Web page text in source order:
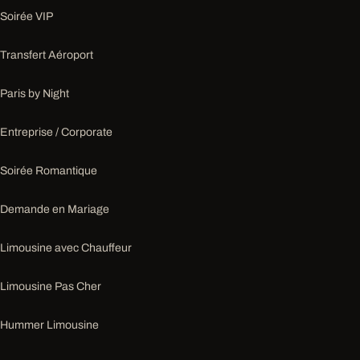
Soirée VIP
Transfert Aéroport
Paris by Night
Entreprise / Corporate
Soirée Romantique
Demande en Mariage
Limousine avec Chauffeur
Limousine Pas Cher
Hummer Limousine